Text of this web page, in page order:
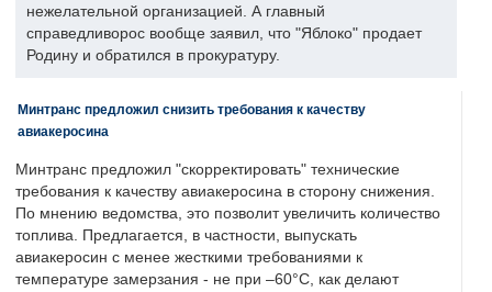
нежелательной организацией. А главный
справедливорос вообще заявил, что "Яблоко" продает
Родину и обратился в прокуратуру.
Минтранс предложил снизить требования к качеству
авиакеросина
Минтранс предложил "скорректировать" технические
требования к качеству авиакеросина в сторону снижения.
По мнению ведомства, это позволит увеличить количество
топлива. Предлагается, в частности, выпускать
авиакеросин с менее жесткими требованиями к
температуре замерзания - не при –60°C, как делают